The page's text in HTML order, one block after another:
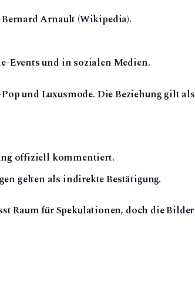
Arnault (Wikipedia).
Events und in sozialen Medien.
und Luxusmode. Die Beziehung gilt als
offiziell kommentiert.
gelten als indirekte Bestätigung.
Raum für Spekulationen, doch die Bilder